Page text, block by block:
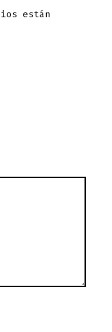
están